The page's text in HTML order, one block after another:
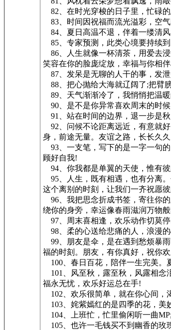
82、在时光穿梭的日子里，忙碌
83、时间因祝福而流光溢彩，空
84、夏日高温不退，伴着一缕清风
85、专家预测，此类心境要持续
86、人生就像一杯清茶，用爱去
笑容在你的脸庞绽放，幸福与你相
87、发呆是无聊的人干的事，发
88、把心抛给大海就辽阔了;把臂
89、天气渐渐冷了，我悄悄把温
90、是不是你异常喜欢周末的时
91、站在时间的边界，退一步是
92、问候不论距离远近，有意就
身，前途无量。友谊之路，长长久久
93、一支笔，写下的是一字一句
顾好自我!
94、你我都是单翼的天使，惟有
95、人生，既有相遇，也有分离
这个离别的时刻，让我们一齐祝愿
96、我把思念折成书签，寄往你
绕你的身旁，幸运像春雨滋润万物般
97、周末喜相逢，欢乐动作切莫
98、柔的心送给悲痛的人，浪漫
99、朋友是伞，是在遇到愁烦暴
福的时刻。朋友，有你真好，祝你
100、春日百花，陪伴一生完美。
101、风至秋，露至秋，风露相念
福永无忧，欢乐好运总在手!
102、欢乐很简单，就在你心间，
103、姹紫嫣红的是四季的花，美
104、上班忙，忙里偷闲听一曲
105、也许一毛钱买不到幽香的玫